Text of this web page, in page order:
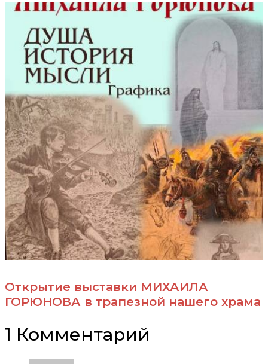
Открытие выставки МИХАИЛА
ГОРЮНОВА в трапезной нашего храма
1 Комментарий